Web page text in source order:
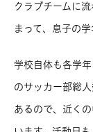
クラブチームに
まって、息子の
学校自体も各学
のサッカー部総
あるので、近く